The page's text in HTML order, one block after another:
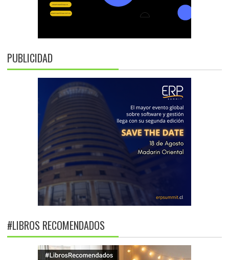
PUBLICIDAD
#LIBROS RECOMENDADOS